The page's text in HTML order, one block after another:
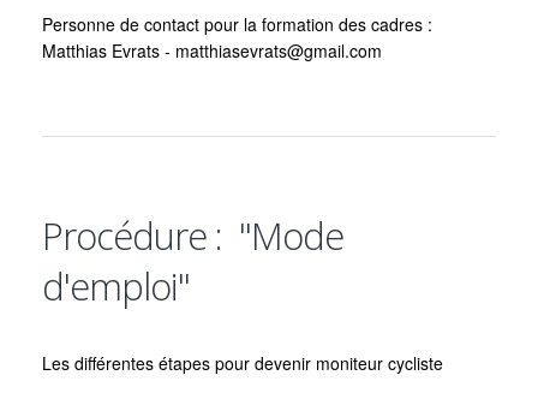
Personne de contact pour la formation des cadres :
Matthias Evrats - matthiasevrats@gmail.com
Procédure : "Mode
d'emploi"
Les différentes étapes pour devenir moniteur cycliste